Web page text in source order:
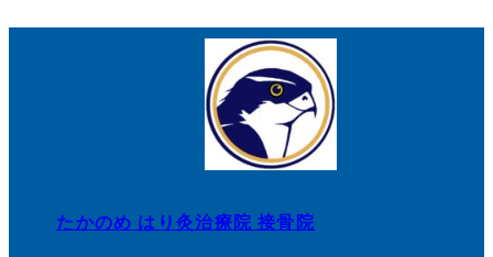
たかのめ はり灸治療院 接骨院